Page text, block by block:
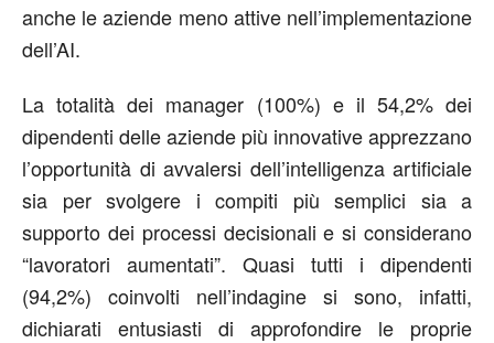
anche le aziende meno attive nell’implementazione
dell’AI.
La totalità dei manager (100%) e il 54,2% dei
dipendenti delle aziende più innovative apprezzano
l’opportunità di avvalersi dell’intelligenza artificiale
sia per svolgere i compiti più semplici sia a
supporto dei processi decisionali e si considerano
“lavoratori aumentati”. Quasi tutti i dipendenti
(94,2%) coinvolti nell’indagine si sono, infatti,
dichiarati entusiasti di approfondire le proprie